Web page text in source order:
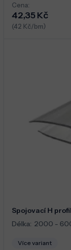
Cena:
42,35 Kč
(42 Kč/bm)
Spojovací H
Délka: 2000 -
Více variant